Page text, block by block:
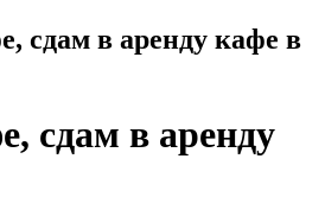
сдам в аренду кафе в
сдам в аренду